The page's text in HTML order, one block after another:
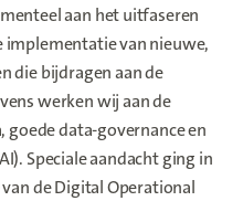
aan het uitfaseren
implementatie van nieuwe,
die bijdragen aan de
werken wij aan de
data-governance en
Speciale aandacht ging in
de Digital Operational